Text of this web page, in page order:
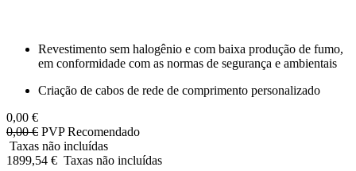
Revestimento sem halogênio e com baixa produção de fumo,
em conformidade com as normas de segurança e ambientais
Criação de cabos de rede de comprimento personalizado
0,00 €
0,00€ PVP Recomendado
Taxas não incluídas
1899,54 € Taxas não incluídas